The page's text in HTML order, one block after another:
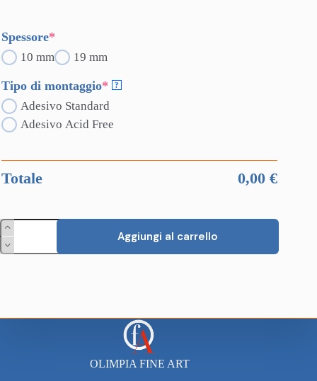
Spessore*
10 mm 19 mm
Tipo di montaggio* (required)
?
Adesivo Standard
Adesivo Acid Free
Totale 0,00€
Foamboard
quantità
Aggiungi al carrello
OLIMPIA FINE ART